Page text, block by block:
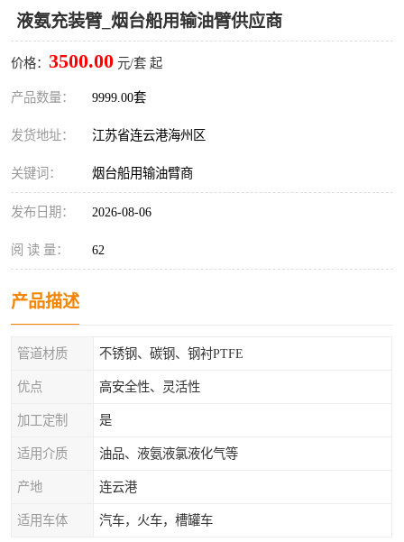
液氨充装臂_烟台船用输油臂供应商
价格： 3500.00 元/套 起
产品数量： 9999.00套
发货地址： 江苏省连云港海州区
关键词： 烟台船用输油臂商
发布日期： 2026-08-06
阅 读 量： 62
产品描述
管道材质 不锈钢、碳钢、钢衬PTFE
优点 高安全性、灵活性
加工定制 是
适用介质 油品、液氨液氯液化气等
产地 连云港
适用车体 汽车，火车，槽罐车